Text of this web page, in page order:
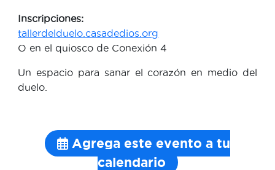
Inscripciones:
tallerdelduelo.casadedios.org
O en el quiosco de Conexión 4
Un espacio para sanar el corazón en medio del
duelo.
Agrega este evento a tu
calendario